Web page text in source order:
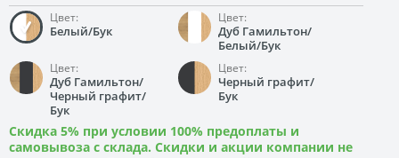
Цвет:
Белый/Бук
Цвет:
Дуб Гамильтон/
Белый/Бук
Цвет:
Дуб Гамильтон/
Черный графит/
Бук
Цвет:
Черный графит/
Бук
Скидка 5% при условии 100% предоплаты и
самовывоза с склада. Скидки и акции компании не